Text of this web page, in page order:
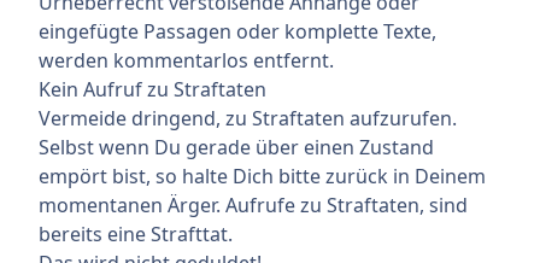
eingefügte Passagen oder komplette Texte,
werden kommentarlos entfernt.
Kein Aufruf zu Straftaten
Vermeide dringend, zu Straftaten aufzurufen.
Selbst wenn Du gerade über einen Zustand
empört bist, so halte Dich bitte zurück in Deinem
momentanen Ärger. Aufrufe zu Straftaten, sind
bereits eine Strafttat.